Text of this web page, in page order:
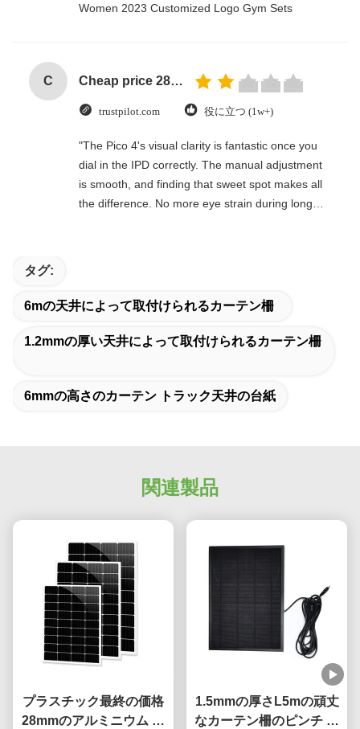
Women 2023 Customized Logo Gym Sets
C Cheap price 28mm Aluminium Curtain Rod 1.2mm thickness with plastic final
trustpilot.com 役に立つ (1w+)
"The Pico 4's visual clarity is fantastic once you
dial in the IPD correctly. The manual adjustment
is smooth, and finding that sweet spot makes all
the difference. No more eye strain during long
sweet spot makes all the difference. No more eye
taking the time to set it up properly!""The Pico 4's
finding that sweet spot makes all the difference.
adjustment is smooth, and finding that sweet spot
タグ:
6mの天井によって取付けられるカーテン柵
1.2mmの厚い天井によって取付けられるカーテン柵
6mmの高さのカーテン トラック天井の台紙
関連製品
プラスチック最終の価格
28mmのアルミニウム カ
1.5mmの厚さL5mの頑丈
なカーテン柵のピンチ プ